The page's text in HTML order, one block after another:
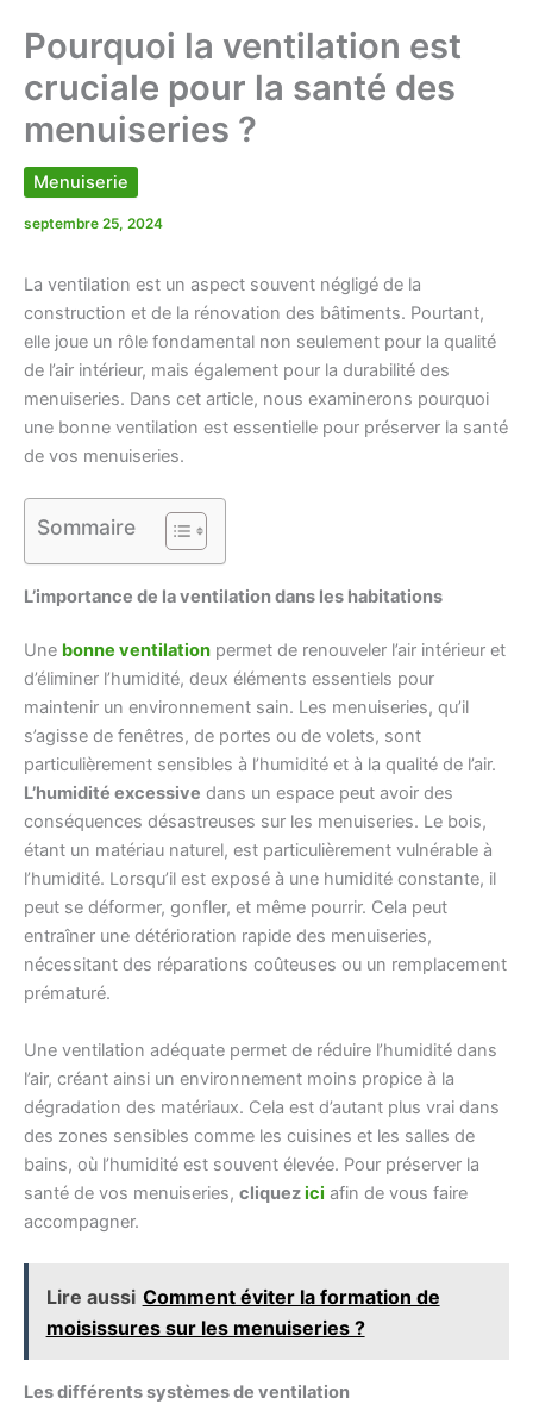
Pourquoi la ventilation est
cruciale pour la santé des
menuiseries ?
Menuiserie
septembre 25, 2024
La ventilation est un aspect souvent négligé de la
construction et de la rénovation des bâtiments. Pourtant,
elle joue un rôle fondamental non seulement pour la qualité
de l’air intérieur, mais également pour la durabilité des
menuiseries. Dans cet article, nous examinerons pourquoi
une bonne ventilation est essentielle pour préserver la santé
de vos menuiseries.
Sommaire
L’importance de la ventilation dans les habitations
Une bonne ventilation permet de renouveler l’air intérieur et
d’éliminer l’humidité, deux éléments essentiels pour
maintenir un environnement sain. Les menuiseries, qu’il
s’agisse de fenêtres, de portes ou de volets, sont
particulièrement sensibles à l’humidité et à la qualité de l’air.
L’humidité excessive dans un espace peut avoir des
conséquences désastreuses sur les menuiseries. Le bois,
étant un matériau naturel, est particulièrement vulnérable à
l’humidité. Lorsqu’il est exposé à une humidité constante, il
peut se déformer, gonfler, et même pourrir. Cela peut
entraîner une détérioration rapide des menuiseries,
nécessitant des réparations coûteuses ou un remplacement
prématuré.
Une ventilation adéquate permet de réduire l’humidité dans
l’air, créant ainsi un environnement moins propice à la
dégradation des matériaux. Cela est d’autant plus vrai dans
des zones sensibles comme les cuisines et les salles de
bains, où l’humidité est souvent élevée. Pour préserver la
santé de vos menuiseries, cliquezici afin de vous faire
accompagner.
Lire aussi Comment éviter la formation de
moisissures sur les menuiseries ?
Les différents systèmes de ventilation